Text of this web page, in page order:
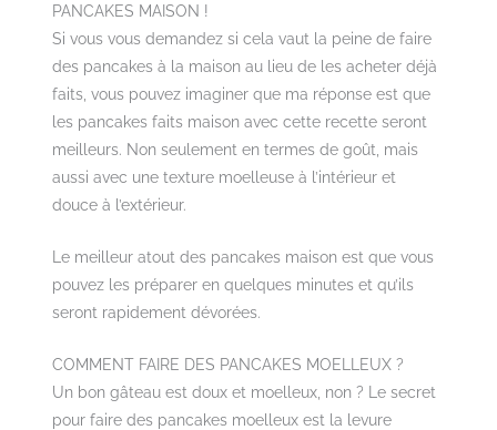
PANCAKES MAISON !
Si vous vous demandez si cela vaut la peine de faire
des pancakes à la maison au lieu de les acheter déjà
faits, vous pouvez imaginer que ma réponse est que
les pancakes faits maison avec cette recette seront
meilleurs. Non seulement en termes de goût, mais
aussi avec une texture moelleuse à l’intérieur et
douce à l’extérieur.
Le meilleur atout des pancakes maison est que vous
pouvez les préparer en quelques minutes et qu’ils
seront rapidement dévorées.
COMMENT FAIRE DES PANCAKES MOELLEUX ?
Un bon gâteau est doux et moelleux, non ? Le secret
pour faire des pancakes moelleux est la levure